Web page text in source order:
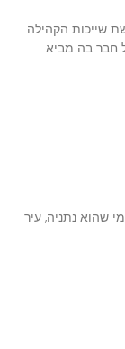
שייכות הקהילה
חבר בה מביא
שהוא נתניה, עיר